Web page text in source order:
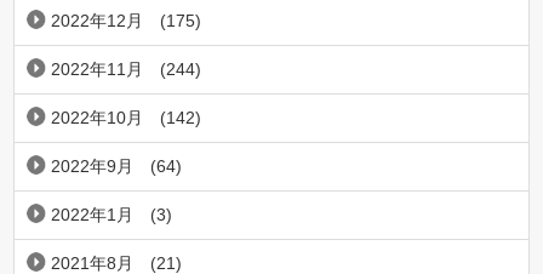
2022年12月 (175)
2022年11月 (244)
2022年10月 (142)
2022年9月 (64)
2022年1月 (3)
2021年8月 (21)